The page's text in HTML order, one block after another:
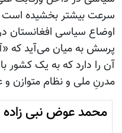
سرعت بیشتر بخشیده است
اوضاع سیاسی افغانستان
پرسش به میان می‌آید که
آن را دارد که به یک کشور
مدرنِ ملی و نظام متوازن
محمد عوض نبی زاده